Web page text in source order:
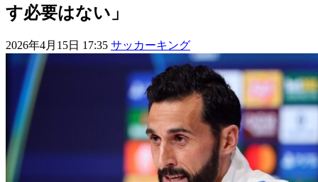
す必要はない」
2026年4月15日 17:35 サッカーキング